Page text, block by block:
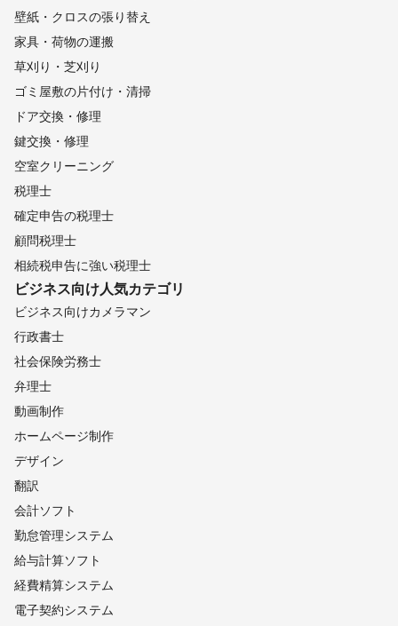
壁紙・クロスの張り替え
家具・荷物の運搬
草刈り・芝刈り
ゴミ屋敷の片付け・清掃
ドア交換・修理
鍵交換・修理
空室クリーニング
税理士
確定申告の税理士
顧問税理士
相続税申告に強い税理士
ビジネス向け人気カテゴリ
ビジネス向けカメラマン
行政書士
社会保険労務士
弁理士
動画制作
ホームページ制作
デザイン
翻訳
会計ソフト
勤怠管理システム
給与計算ソフト
経費精算システム
電子契約システム